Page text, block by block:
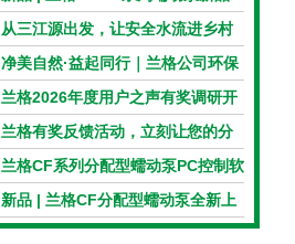
上市，小巧机身，大有可为！
从三江源出发，让安全水流进乡村
校园 | 兰格×吾水高原公益行
净美自然·益起同行｜兰格公司环保
捡拾公益活动圆满举行
兰格2026年度用户之声有奖调研开
启，京东E卡免费送！
兰格有奖反馈活动，立刻让您的分
享变成惊喜！
兰格CF系列分配型蠕动泵PC控制软
件免费版发布！即日起，通过即可
下载！
新品 | 兰格CF分配型蠕动泵全新上
市，智控每一滴！